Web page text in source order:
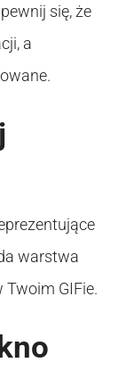
się, że
a
warstwa
Twoim GIFie.